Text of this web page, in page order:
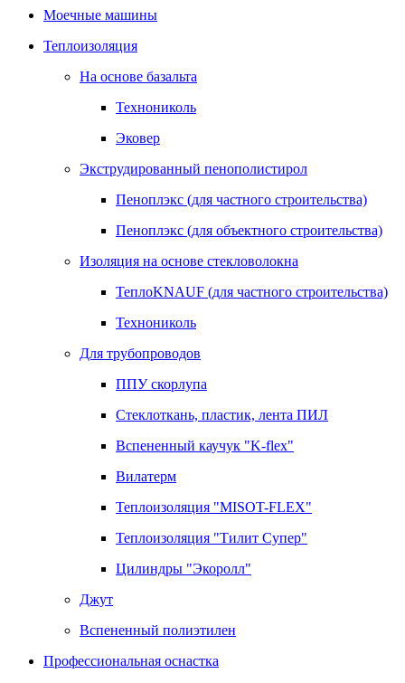
Моечные машины
Теплоизоляция
На основе базальта
Технониколь
Эковер
Экструдированный пенополистирол
Пеноплэкс (для частного строительства)
Пеноплэкс (для объектного строительства)
Изоляция на основе стекловолокна
ТеплоKNAUF (для частного строительства)
Технониколь
Для трубопроводов
ППУ скорлупа
Стеклоткань, пластик, лента ПИЛ
Вспененный каучук "K-flex"
Вилатерм
Теплоизоляция "MISOT-FLEX"
Теплоизоляция "Тилит Супер"
Цилиндры "Экоролл"
Джут
Вспененный полиэтилен
Профессиональная оснастка